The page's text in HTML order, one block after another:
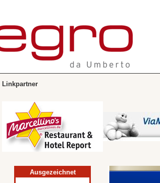
Linkpartner
Ausgezeichnet